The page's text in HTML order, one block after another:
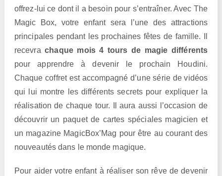
offrez-lui ce dont il a besoin pour s’entraîner. Avec The
Magic Box, votre enfant sera l’une des attractions
principales pendant les prochaines fêtes de famille. Il
recevrachaque mois 4 tours de magie différents
pour apprendre à devenir le prochain Houdini.
Chaque coffret est accompagné d’une série de vidéos
qui lui montre les différents secrets pour expliquer la
réalisation de chaque tour. Il aura aussi l’occasion de
découvrir un paquet de cartes spéciales magicien et
un magazine MagicBox’Mag pour être au courant des
nouveautés dans le monde magique.
Pour aider votre enfant à réaliser son rêve de devenir